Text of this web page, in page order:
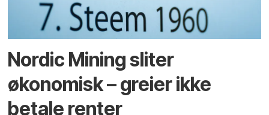
Nordic Mining sliter
økonomisk – greier ikke
betale renter